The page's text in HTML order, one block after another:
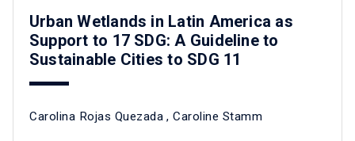
Urban Wetlands in Latin America as
Support to 17 SDG: A Guideline to
Sustainable Cities to SDG 11
Carolina Rojas Quezada , Caroline Stamm